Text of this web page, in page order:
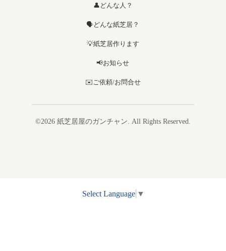
Select Language ▼
👤どんな人？
🗣️どんな紙芝居？
💡紙芝居作ります
📢お知らせ
✉️ご依頼/お問合せ
©2026 紙芝居屋のガンチャン. All Rights Reserved.